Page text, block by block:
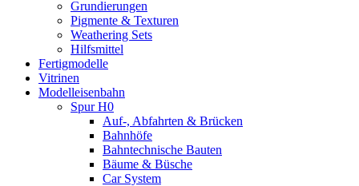
Grundierungen
Pigmente & Texturen
Weathering Sets
Hilfsmittel
Fertigmodelle
Vitrinen
Modelleisenbahn
Spur H0
Auf-, Abfahrten & Brücken
Bahnhöfe
Bahntechnische Bauten
Bäume & Büsche
Car System